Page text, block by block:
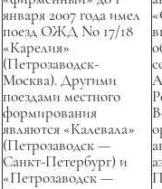
января 2007 года имел
поезд ОЖД No 17/18
«Карелия»
(Петрозаводск-
Москва). Другими
поездами местного
формирования
являются «Калевала»
(Петрозаводск —
Санкт-Петербург) и
«Петрозаводск —